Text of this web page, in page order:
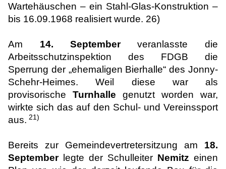
Wartehäuschen – ein Stahl-Glas-Konstruktion –
bis 16.09.1968 realisiert wurde. 26)
Am 14. Septemberveranlasste die
Arbeitsschutzinspektion des FDGB die
Sperrung der „ehemaligen Bierhalle“ des Jonny-
Schehr-Heimes. Weil diese war als
provisorischeTurnhalle genutzt worden war,
wirkte sich das auf den Schul- und Vereinssport
aus. 21)
Bereits zur Gemeindevertretersitzung am 18.
Septemberlegte der Schulleiter Nemitz einen